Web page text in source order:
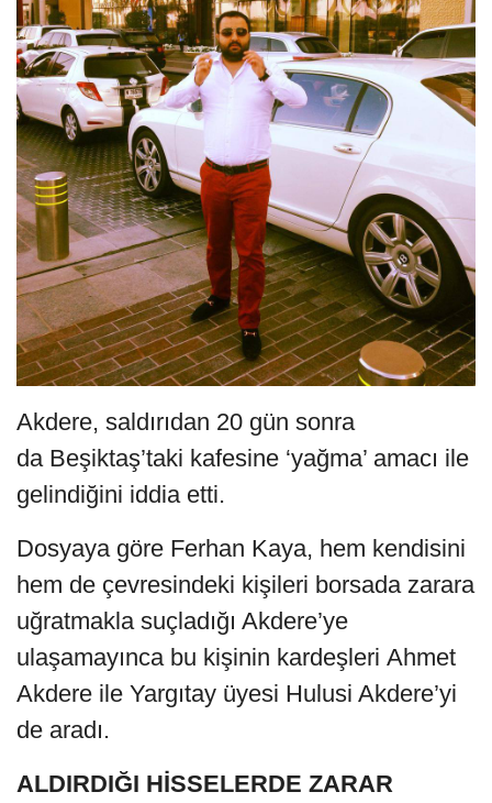
Akdere, saldırıdan 20 gün sonra
da Beşiktaş’taki kafesine ‘yağma’ amacı ile
gelindiğini iddia etti.
Dosyaya göre Ferhan Kaya, hem kendisini
hem de çevresindeki kişileri borsada zarara
uğratmakla suçladığı Akdere’ye
ulaşamayınca bu kişinin kardeşleri Ahmet
Akdere ile Yargıtay üyesi Hulusi Akdere’yi
de aradı.
ALDIRDIĞI HİSSELERDE ZARAR